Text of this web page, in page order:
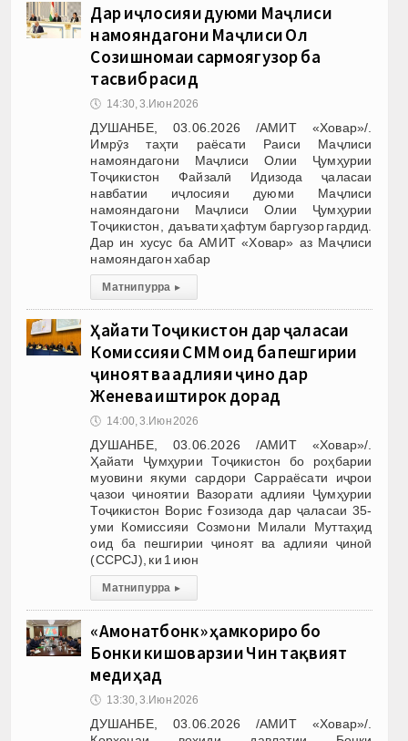
Дар иҷлосияи дуюми Маҷлиси
намояндагони Маҷлиси Олӣ
Созишномаи сармоягузорӣ ба
тасвиб расид
🕔 14:30, 3.Июн 2026
ДУШАНБЕ, 03.06.2026 /АМИТ «Ховар»/.
Имрӯз таҳти раёсати Раиси Маҷлиси
намояндагони Маҷлиси Олии Ҷумҳурии
Тоҷикистон Файзалӣ Идизода ҷаласаи
навбатии иҷлосияи дуюми Маҷлиси
намояндагони Маҷлиси Олии Ҷумҳурии
Тоҷикистон, даъвати ҳафтум баргузор гардид.
Дар ин хусус ба АМИТ «Ховар» аз Маҷлиси
намояндагон хабар
Матни пурра ▸
Ҳайати Тоҷикистон дар ҷаласаи
Комиссияи СММ оид ба пешгирии
ҷиноят ва адлияи ҷиноӣ дар
Женева иштирок дорад
🕔 14:00, 3.Июн 2026
ДУШАНБЕ, 03.06.2026 /АМИТ «Ховар»/.
Ҳайати Ҷумҳурии Тоҷикистон бо роҳбарии
муовини якуми сардори Сарраёсати иҷрои
ҷазои ҷиноятии Вазорати адлияи Ҷумҳурии
Тоҷикистон Ворис Ғозизода дар ҷаласаи 35-
уми Комиссияи Созмони Милали Муттаҳид
оид ба пешгирии ҷиноят ва адлияи ҷиноӣ
(CCPCJ), ки 1 июн
Матни пурра ▸
«Амонатбонк» ҳамкориро бо
Бонки кишоварзии Чин тақвият
медиҳад
🕔 13:30, 3.Июн 2026
ДУШАНБЕ, 03.06.2026 /АМИТ «Ховар»/.